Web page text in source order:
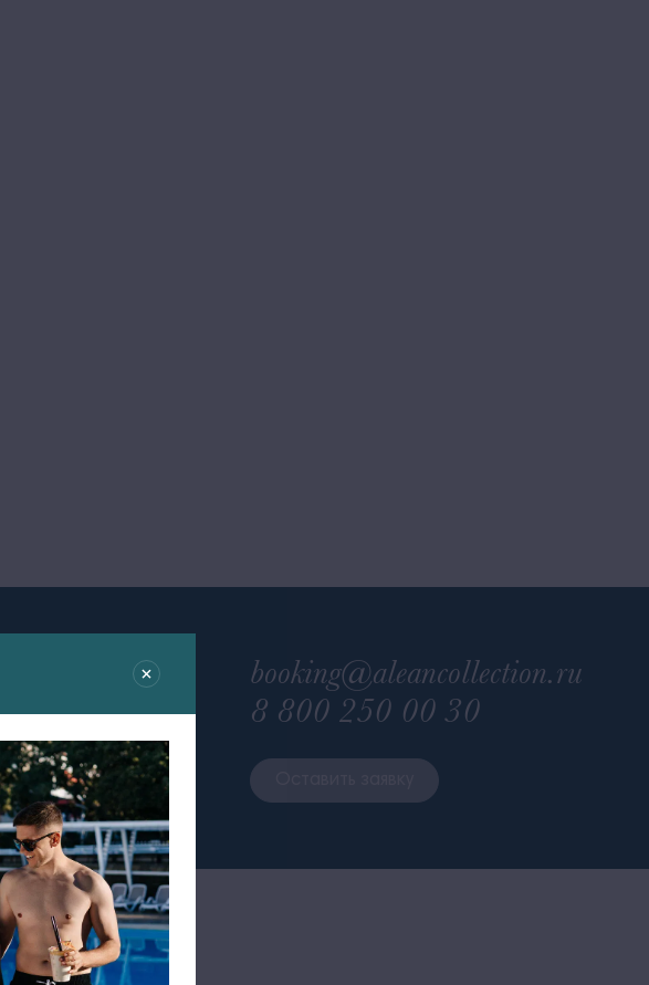
booking@aleancollection.ru
8 800 250 00 30